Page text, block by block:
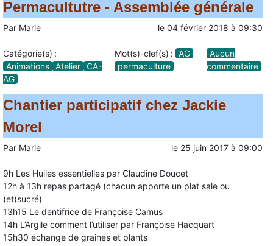
Permacultutre - Assemblée générale
Par Marie le 04 février 2018 à 09:30
Catégorie(s) :
Animations Atelier CA-
AG
Mot(s)-clef(s) : AG
permaculture
Aucun
commentaire
Chantier participatif chez Jackie
Morel
Par Marie le 25 juin 2017 à 09:00
9h Les Huiles essentielles par Claudine Doucet
12h à 13h repas partagé (chacun apporte un plat sale ou
(et)sucré)
13h15 Le dentifrice de Françoise Camus
14h L’Argile comment l’utiliser par Françoise Hacquart
15h30 échange de graines et plants